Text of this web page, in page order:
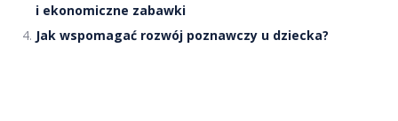
i ekonomiczne zabawki
Jak wspomagać rozwój poznawczy u dziecka?